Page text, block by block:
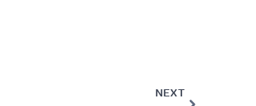
NEXT